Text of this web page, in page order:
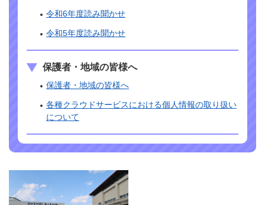
令和6年度読み聞かせ
令和5年度読み聞かせ
保護者・地域の皆様へ
保護者・地域の皆様へ
各種クラウドサービスにおける個人情報の取り扱い
について